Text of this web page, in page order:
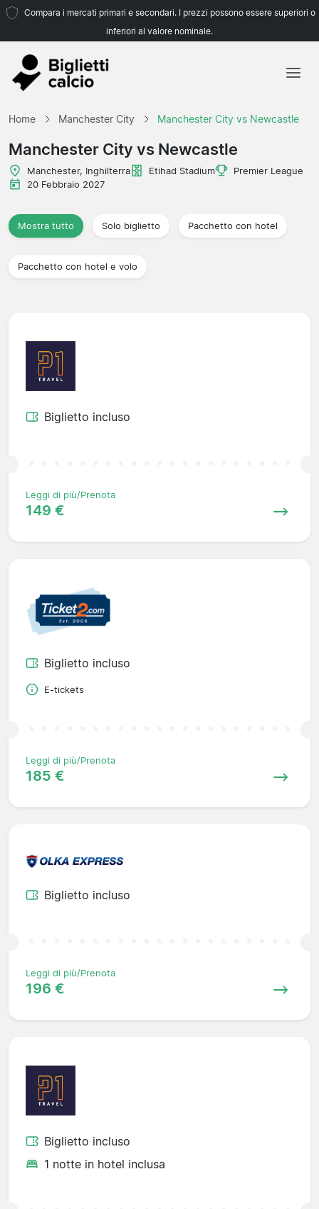
Compara i mercati primari e secondari. I prezzi possono essere superiori o
inferiori al valore nominale.
Home Manchester City Manchester City vs Newcastle
Manchester City vs Newcastle
Manchester, Inghilterra Etihad Stadium
Premier League
20 Febbraio 2027
Mostra tutto Solo biglietto Pacchetto con hotel
Pacchetto con hotel e volo
Biglietto incluso
Leggi di più/Prenota
149 €
Biglietto incluso
E-tickets
Leggi di più/Prenota
185 €
Biglietto incluso
Leggi di più/Prenota
196 €
Biglietto incluso
1 notte in hotel inclusa